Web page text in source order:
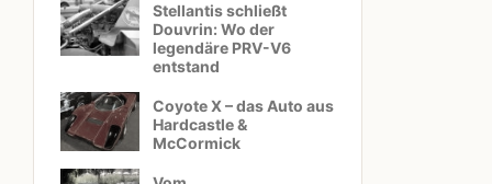
Stellantis schließt
Douvrin: Wo der
legendäre PRV-V6
entstand
Coyote X – das Auto aus
Hardcastle &
McCormick